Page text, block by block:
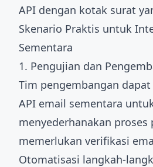
API dengan kotak surat
Skenario Praktis untuk
Sementara
1. Pengujian dan
Tim pengembangan
API email sementara
menyederhanakan proses
memerlukan verifikasi
Otomatisasi langkah-